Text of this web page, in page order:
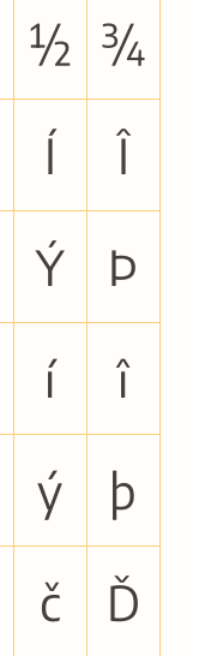
½ ¾
Í
Î
Ý
Þ
í
î
ý
þ
č Ď